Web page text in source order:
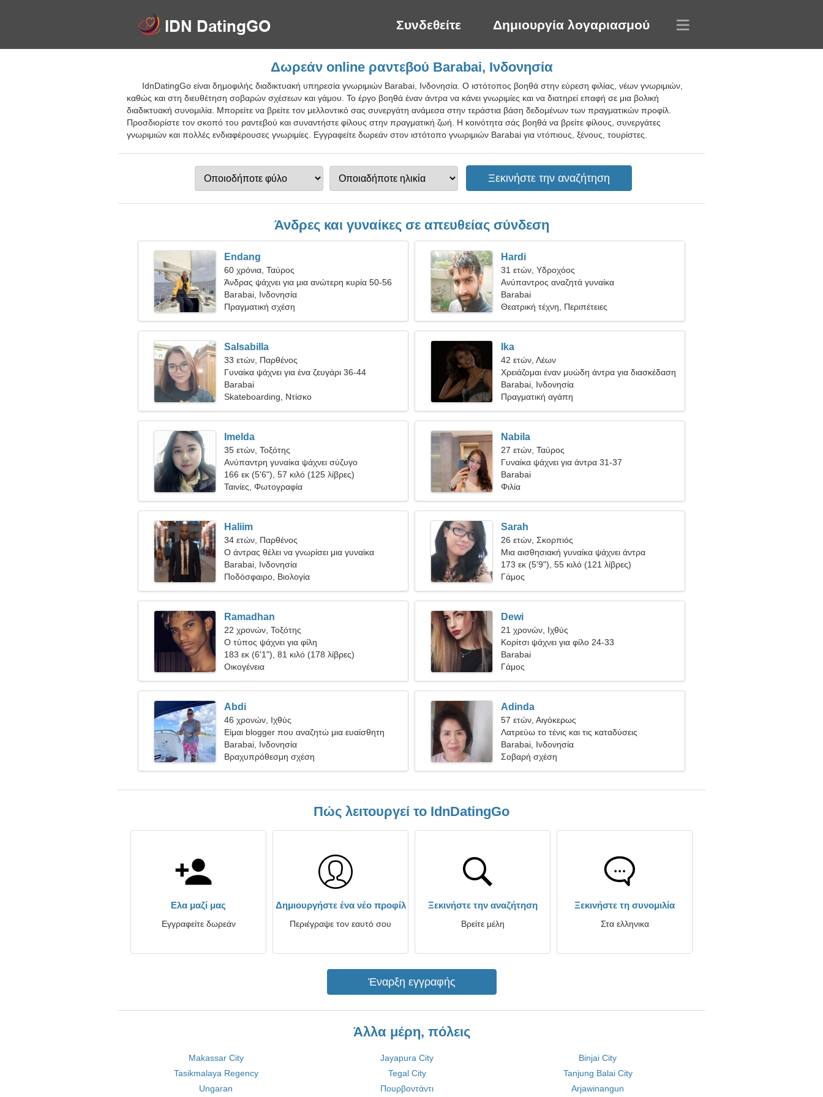
Συνδεθείτε Δημιουργία λογαριασμού
Δωρεάν online ραντεβού Barabai, Ινδονησία
IdnDatingGo είναι δημοφιλής διαδικτυακή υπηρεσία γνωριμιών Barabai, Ινδονησία. Ο ιστότοπος βοηθά στην εύρεση φιλίας, νέων γνωριμιών,
καθώς και στη διευθέτηση σοβαρών σχέσεων και γάμου. Το έργο βοηθά έναν άντρα να κάνει γνωριμίες και να διατηρεί επαφή σε μια βολική
διαδικτυακή συνομιλία. Μπορείτε να βρείτε τον μελλοντικό σας συνεργάτη ανάμεσα στην τεράστια βάση δεδομένων των πραγματικών προφίλ.
Προσδιορίστε τον σκοπό του ραντεβού και συναντήστε φίλους στην πραγματική ζωή. Η κοινότητα σάς βοηθά να βρείτε φίλους, συνεργάτες
γνωριμιών και πολλές ενδιαφέρουσες γνωριμίες. Εγγραφείτε δωρεάν στον ιστότοπο γνωριμιών Barabai για ντόπιους, ξένους, τουρίστες.
Άνδρες και γυναίκες σε απευθείας σύνδεση
Endang
60 χρόνια, Ταύρος
Άνδρας ψάχνει για μια ανώτερη κυρία 50-56
Barabai, Ινδονησία
Πραγματική σχέση
Hardi
31 ετών, Υδροχόος
Ανύπαντρος αναζητά γυναίκα
Barabai
Θεατρική τέχνη, Περιπέτειες
Salsabilla
33 ετών, Παρθένος
Γυναίκα ψάχνει για ένα ζευγάρι 36-44
Barabai
Skateboarding, Ντίσκο
Ika
42 ετών, Λέων
Χρειάζομαι έναν μυώδη άντρα για διασκέδαση
Barabai, Ινδονησία
Πραγματική αγάπη
Imelda
35 ετών, Τοξότης
Ανύπαντρη γυναίκα ψάχνει σύζυγο
166 εκ (5'6"), 57 κιλό (125 λίβρες)
Ταινίες, Φωτογραφία
Nabila
27 ετών, Ταύρος
Γυναίκα ψάχνει για άντρα 31-37
Barabai
Φιλία
Haliim
34 ετών, Παρθένος
Ο άντρας θέλει να γνωρίσει μια γυναίκα
Barabai, Ινδονησία
Ποδόσφαιρο, Βιολογία
Sarah
26 ετών, Σκορπιός
Μια αισθησιακή γυναίκα ψάχνει άντρα
173 εκ (5'9"), 55 κιλό (121 λίβρες)
Γάμος
Ramadhan
22 χρονών, Τοξότης
Ο τύπος ψάχνει για φίλη
183 εκ (6'1"), 81 κιλό (178 λίβρες)
Οικογένεια
Dewi
21 χρονών, Ιχθύς
Κορίτσι ψάχνει για φίλο 24-33
Barabai
Γάμος
Abdi
46 χρονών, Ιχθύς
Είμαι blogger που αναζητώ μια ευαίσθητη
γυναίκα
Barabai, Ινδονησία
Βραχυπρόθεσμη σχέση
Adinda
57 ετών, Αιγόκερως
Λατρεύω το τένις και τις καταδύσεις
Barabai, Ινδονησία
Σοβαρή σχέση
Πώς λειτουργεί το IdnDatingGo
Ελα μαζί μας
Εγγραφείτε δωρεάν
Δημιουργήστε ένα νέο προφίλ
Περιέγραψε τον εαυτό σου
Ξεκινήστε την αναζήτηση
Βρείτε μέλη
Ξεκινήστε τη συνομιλία
Στα ελληνικα
Έναρξη εγγραφής
Άλλα μέρη, πόλεις
Makassar City Jayapura City
Binjai City
Tasikmalaya Regency
Tegal City
Tanjung Balai City
Ungaran
Πουρβοντάντι Arjawinangun